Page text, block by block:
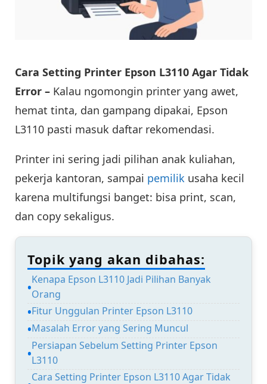
Cara Setting Printer Epson L3110 Agar Tidak
Error – Kalau ngomongin printer yang awet,
hemat tinta, dan gampang dipakai, Epson
L3110 pasti masuk daftar rekomendasi.
Printer ini sering jadi pilihan anak kuliahan,
pekerja kantoran, sampai pemilik usaha kecil
karena multifungsi banget: bisa print, scan,
dan copy sekaligus.
Topik yang akan dibahas:
Kenapa Epson L3110 Jadi Pilihan Banyak
Orang
Fitur Unggulan Printer Epson L3110
Masalah Error yang Sering Muncul
Persiapan Sebelum Setting Printer Epson
L3110
Cara Setting Printer Epson L3110 Agar Tidak